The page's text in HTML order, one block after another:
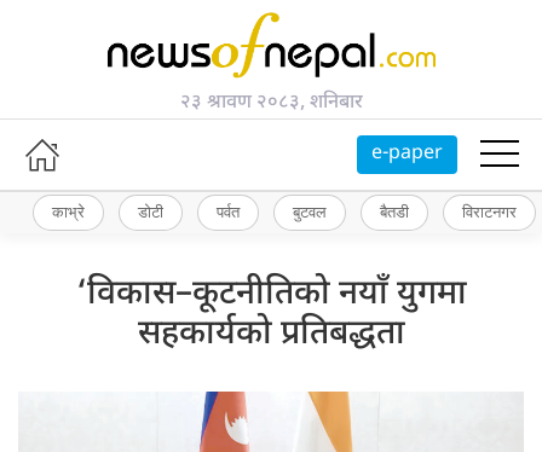
२३ श्रावण २०८३, शनिबार
e-paper
काभ्रे डोटी पर्वत बुटवल बैतडी विराटनगर
‘विकास–कूटनीतिको नयाँ युगमा
सहकार्यको प्रतिबद्धता